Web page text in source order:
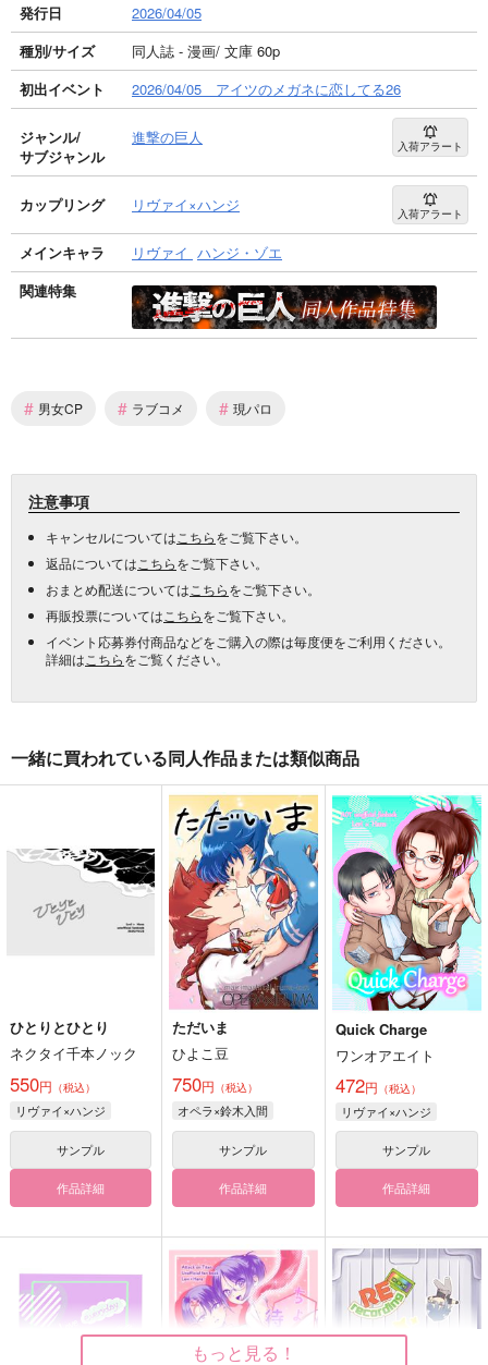
発行日
2026/04/05
種別/サイズ
同人誌 - 漫画/ 文庫 60p
初出イベント
2026/04/05 アイツのメガネに恋してる26
ジャンル/
サブジャンル
進撃の巨人 入荷アラート
カップリング リヴァイ×ハンジ 入荷アラート
メインキャラ リヴァイ ハンジ・ゾエ
関連特集
# 男女CP # ラブコメ # 現パロ
注意事項
キャンセルについては こちらをご覧下さい。
返品については こちらをご覧下さい。
おまとめ配送については こちらをご覧下さい。
再販投票については こちらをご覧下さい。
イベント応募券付商品などをご購入の際は毎度便をご利用ください。
詳細は こちらをご覧ください。
一緒に買われている同人作品または類似商品
ひとりとひとり
ネクタイ千本ノック
550円 （税込）
リヴァイ×ハンジ
サンプル
作品詳細
ただいま
ひよこ豆
750円 （税込）
オペラ×鈴木入間
サンプル
作品詳細
Quick Charge
ワンオアエイト
472円 （税込）
リヴァイ×ハンジ
サンプル
作品詳細
もっと見る！